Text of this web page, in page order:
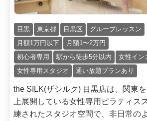
目黒 東京都 目黒区
グループレッスン
月額1万円以下
月額1〜2万円
初心者専用
駅から徒歩5分以内
女性イン
女性専用スタジオ
通い放題プランあり
the SILK(ザシルク) 目黒店は、関東
上展開している女性専用ピラティス
練されたスタジオ空間で、非日常の